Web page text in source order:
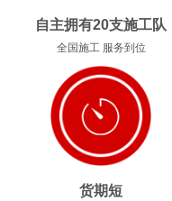
自主拥有20支施工队
全国施工 服务到位
货期短